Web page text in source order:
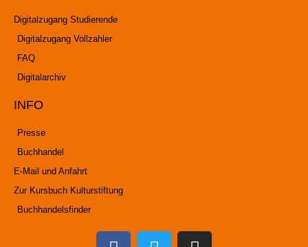
Digitalzugang Studierende
Digitalzugang Vollzahler
FAQ
Digitalarchiv
INFO
Presse
Buchhandel
E-Mail und Anfahrt
Zur Kursbuch Kulturstiftung
Buchhandelsfinder